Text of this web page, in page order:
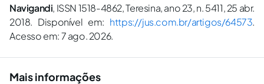
Navigandi, ISSN 1518-4862, Teresina, ano 23, n. 5411, 25 abr.
2018. Disponível em: https://jus.com.br/artigos/64573.
Acesso em: 7 ago. 2026.
Mais informações